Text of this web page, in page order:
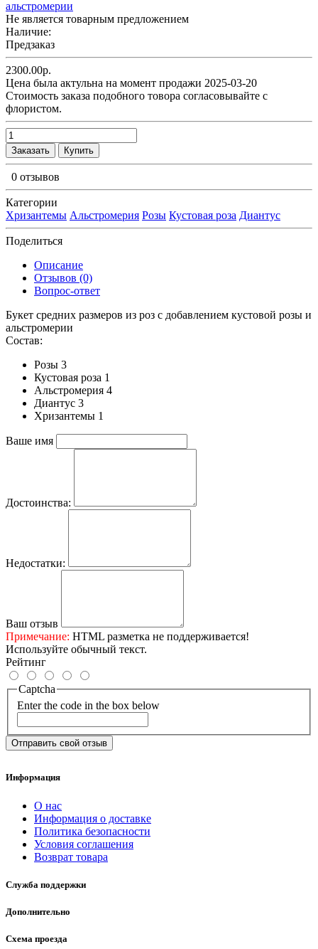
Не является товарным предложением
Наличие:
Предзаказ
2300.00р.
Цена была актульна на момент продажи 2025-03-20
Cтоимость заказа подобного товора согласовывайте с
флористом.
Заказать Купить
0 отзывов
Категории
Хризантемы Альстромерия Розы Кустовая роза Диантус
Поделиться
Описание
Отзывов (0)
Вопрос-ответ
Букет средних размеров из роз c добавлением кустовой розы и
альстромерии
Состав:
Розы 3
Кустовая роза 1
Альстромерия 4
Диантус 3
Хризантемы 1
Ваше имя
Достоинства:
Недостатки:
Ваш отзыв
Примечание: HTML разметка не поддерживается!
Используйте обычный текст.
Рейтинг
Captcha
Enter the code in the box below
Отправить свой отзыв
Информация
О нас
Информация о доставке
Политика безопасности
Условия соглашения
Возврат товара
Служба поддержки
Дополнительно
Схема проезда